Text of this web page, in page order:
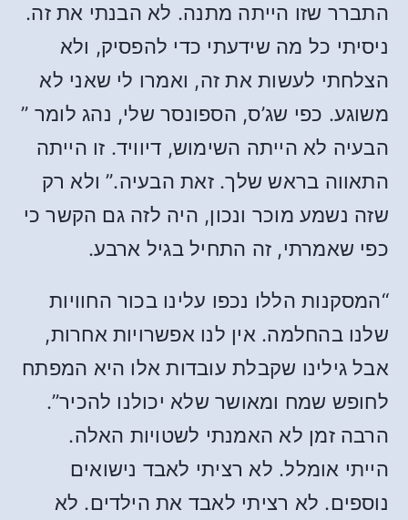
התברר שזו הייתה מתנה. לא הבנתי את זה.
ניסיתי כל מה שידעתי כדי להפסיק, ולא
הצלחתי לעשות את זה, ואמרו לי שאני לא
משוגע. כפי שג’ס, הספונסר שלי, נהג לומר ”
הבעיה לא הייתה השימוש, דיוויד. זו הייתה
התאווה בראש שלך. זאת הבעיה.” ולא רק
שזה נשמע מוכר ונכון, היה לזה גם הקשר כי
כפי שאמרתי, זה התחיל בגיל ארבע.
“המסקנות הללו נכפו עלינו בכור החוויות
שלנו בהחלמה. אין לנו אפשרויות אחרות,
אבל גילינו שקבלת עובדות אלו היא המפתח
לחופש שמח ומאושר שלא יכולנו להכיר”.
הרבה זמן לא האמנתי לשטויות האלה.
הייתי אומלל. לא רציתי לאבד נישואים
נוספים. לא רציתי לאבד את הילדים. לא